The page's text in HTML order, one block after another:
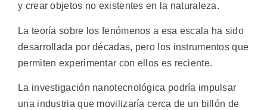
y crear objetos no existentes en la naturaleza.
La teoría sobre los fenómenos a esa escala ha sido
desarrollada por décadas, pero los instrumentos que
permiten experimentar con ellos es reciente.
La investigación nanotecnológica podría impulsar
una industria que movilizaría cerca de un billón de